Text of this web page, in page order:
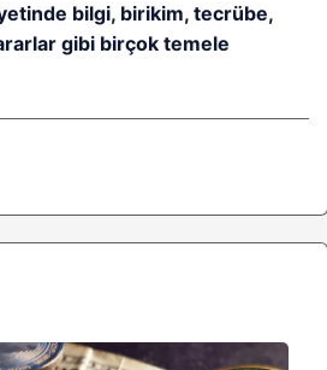
bilgi, birikim, tecrübe,
gibi birçok temele